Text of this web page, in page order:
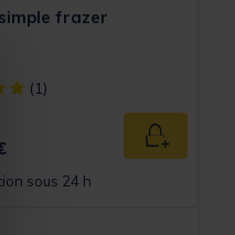
frazer
out of 5 Customer Rating
(1)
Ajouter
sous 24 h